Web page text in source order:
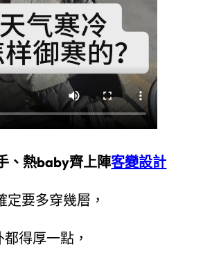
、熱baby齊上陣客變設計
定要多穿幾層，
都得厚一點，